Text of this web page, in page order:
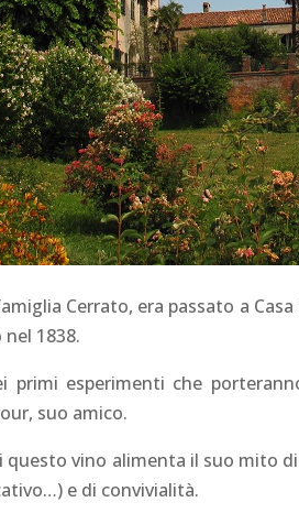
Cerrato, era passato a
1838.
primi esperimenti che
suo amico.
questo vino alimenta il suo mito
e di convivialità.